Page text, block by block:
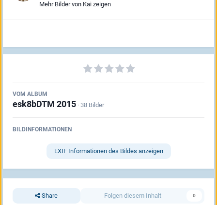
Mehr Bilder von Kai zeigen
VOM ALBUM
esk8bDTM 2015 · 38 Bilder
BILDINFORMATIONEN
EXIF Informationen des Bildes anzeigen
Share Folgen diesem Inhalt 0